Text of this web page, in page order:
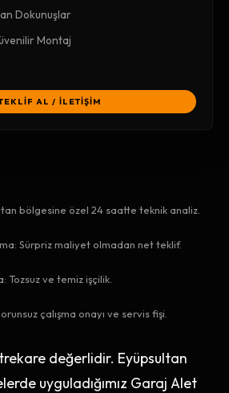
Dokunuşlar
Montaj
AL / İLETİŞİM
bölgesine özel 24 saatte teknik analiz.
Sürpriz maliyet olmadan net teklif.
Tozsuz ve temiz işçilik.
çalışma onayı ve servis fişi.
değerlidir. Eyüpsultan
uyguladığımız Garaj Alet